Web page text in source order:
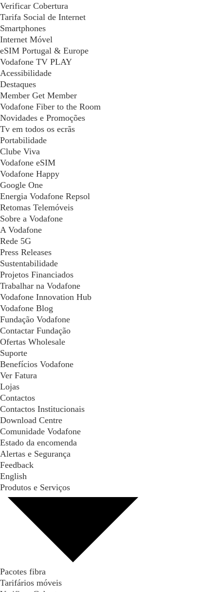
Verificar Cobertura
Tarifa Social de Internet
Smartphones
Internet Móvel
eSIM Portugal & Europe
Vodafone TV PLAY
Acessibilidade
Destaques
Member Get Member
Vodafone Fiber to the Room
Novidades e Promoções
Tv em todos os ecrãs
Portabilidade
Clube Viva
Vodafone eSIM
Vodafone Happy
Google One
Energia Vodafone Repsol
Retomas Telemóveis
Sobre a Vodafone
A Vodafone
Rede 5G
Press Releases
Sustentabilidade
Projetos Financiados
Trabalhar na Vodafone
Vodafone Innovation Hub
Vodafone Blog
Fundação Vodafone
Contactar Fundação
Ofertas Wholesale
Suporte
Benefícios Vodafone
Ver Fatura
Lojas
Contactos
Contactos Institucionais
Download Centre
Comunidade Vodafone
Estado da encomenda
Alertas e Segurança
Feedback
English
Produtos e Serviços
Pacotes fibra
Tarifários móveis